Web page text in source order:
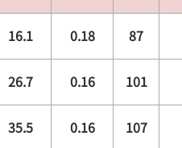
16.1 0.18 87
26.7 0.16 101
35.5 0.16 107